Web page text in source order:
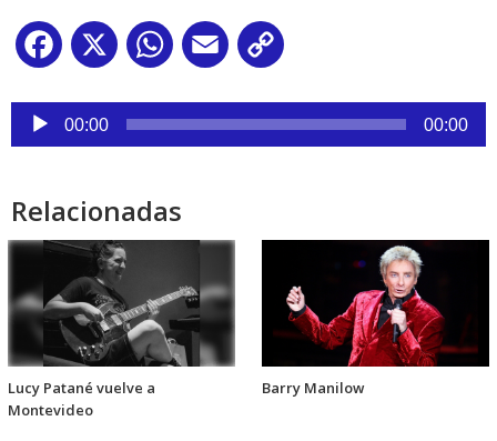
Facebook
X WhatsApp
Email
Reproductor
audio
00:00 00:00
Relacionadas
Lucy Patané vuelve a
Montevideo
Barry Manilow